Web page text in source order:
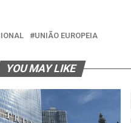
UNIÃO EUROPEIA
YOU MAY LIKE